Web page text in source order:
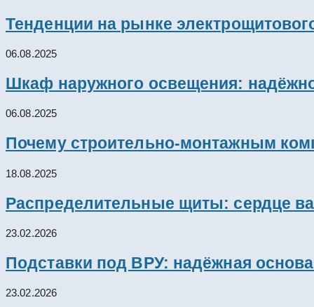
Тенденции на рынке
06.08.2025
Шкаф наружного освещения:
06.08.2025
Почему строительно-монтажным
18.08.2025
Распределительные щиты: сердце
23.02.2026
Подставки под ВРУ: надёжная
23.02.2026